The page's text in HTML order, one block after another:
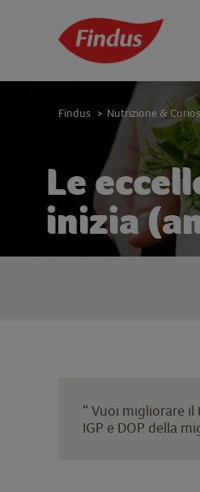
Le
inizia
Findus > Nutrizione &
“ Vuoi migliorare
IGP e DOP della